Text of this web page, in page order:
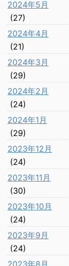
2024年5月
(27)
2024年4月
(21)
2024年3月
(29)
2024年2月
(24)
2024年1月
(29)
2023年12月
(24)
2023年11月
(30)
2023年10月
(24)
2023年9月
(24)
2023年8月